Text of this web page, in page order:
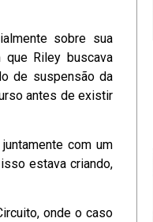
sobre sua
Riley buscava
de suspensão da
antes de existir
com um
estava criando,
onde o caso